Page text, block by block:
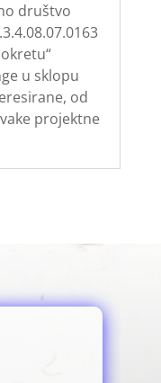
društvo
u sklopu
od
projektne